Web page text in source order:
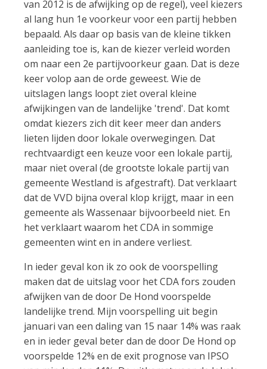
van 2012 is de afwijking op de regel), veel kiezers
al lang hun 1e voorkeur voor een partij hebben
bepaald. Als daar op basis van de kleine tikken
aanleiding toe is, kan de kiezer verleid worden
om naar een 2e partijvoorkeur gaan. Dat is deze
keer volop aan de orde geweest. Wie de
uitslagen langs loopt ziet overal kleine
afwijkingen van de landelijke 'trend'. Dat komt
omdat kiezers zich dit keer meer dan anders
lieten lijden door lokale overwegingen. Dat
rechtvaardigt een keuze voor een lokale partij,
maar niet overal (de grootste lokale partij van
gemeente Westland is afgestraft). Dat verklaart
dat de VVD bijna overal klop krijgt, maar in een
gemeente als Wassenaar bijvoorbeeld niet. En
het verklaart waarom het CDA in sommige
gemeenten wint en in andere verliest.
In ieder geval kon ik zo ook de voorspelling
maken dat de uitslag voor het CDA fors zouden
afwijken van de door De Hond voorspelde
landelijke trend. Mijn voorspelling uit begin
januari van een daling van 15 naar 14% was raak
en in ieder geval beter dan de door De Hond op
voorspelde 12% en de exit prognose van IPSO